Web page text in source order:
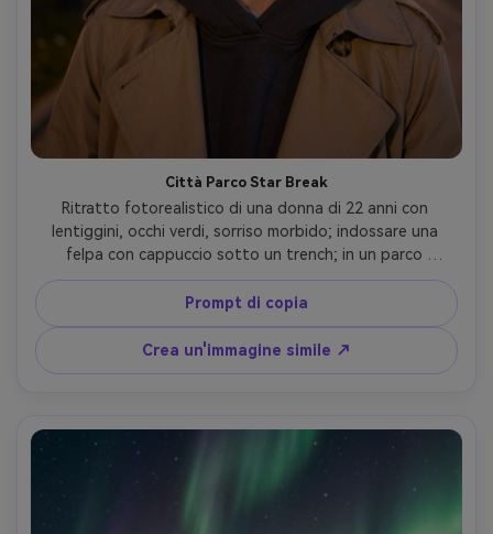
Città Parco Star Break
Ritratto fotorealistico di una donna di 22 anni con
lentiggini, occhi verdi, sorriso morbido; indossare una
felpa con cappuccio sotto un trench; in un parco
cittadino di notte con un cielo stellato
sorprendentemente luminoso e luci stradali lontane;
Illuminazione mista: chiave calda della luce stradale,
riempimento fresco della luce delle stelle; Sony A7C II,
85mm f/2; Inquadratura torace, profondità bassa; umore
equilibrata, messa a fuoco nitida-AR 4:5
Prompt di copia
Crea un'immagine simile ↗